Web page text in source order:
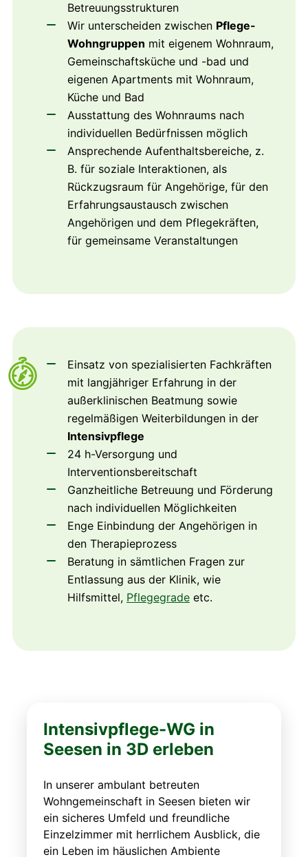
Betreuungsstrukturen
Wir unterscheiden zwischen Pflege-
Wohngruppen mit eigenem Wohnraum,
Gemeinschaftsküche und -bad und
eigenen Apartments mit Wohnraum,
Küche und Bad
Ausstattung des Wohnraums nach
individuellen Bedürfnissen möglich
Ansprechende Aufenthaltsbereiche, z.
B. für soziale Interaktionen, als
Rückzugsraum für Angehörige, für den
Erfahrungsaustausch zwischen
Angehörigen und dem Pflegekräften,
für gemeinsame Veranstaltungen
Einsatz von spezialisierten Fachkräften
mit langjähriger Erfahrung in der
außerklinischen Beatmung sowie
regelmäßigen Weiterbildungen in der
Intensivpflege
24 h-Versorgung und
Interventionsbereitschaft
Ganzheitliche Betreuung und Förderung
nach individuellen Möglichkeiten
Enge Einbindung der Angehörigen in
den Therapieprozess
Beratung in sämtlichen Fragen zur
Entlassung aus der Klinik, wie
Hilfsmittel, Pflegegrade etc.
Intensivpflege-WG in
Seesen in 3D erleben
In unserer ambulant betreuten
Wohngemeinschaft in Seesen bieten wir
ein sicheres Umfeld und freundliche
Einzelzimmer mit herrlichem Ausblick, die
ein Leben im häuslichen Ambiente